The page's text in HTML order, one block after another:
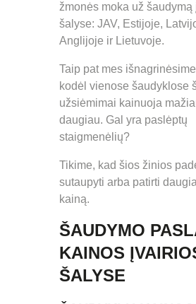
žmonės moka už šaudymą
šalyse: JAV, Estijoje,
Anglijoje ir Lietuvoje.
Taip pat mes
kodėl vienose šaudyklose
užsiėmimai kainuoja
daugiau. Gal yra paslėptų
staigmenėlių?
Tikime, kad šios žinios
sutaupyti arba patirti
kainą.
ŠAUDYMO
KAINOS
ŠALYSE